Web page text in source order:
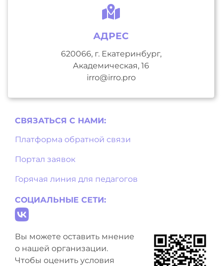
АДРЕС
620066, г. Екатеринбург,
Академическая, 16
irro@irro.pro
СВЯЗАТЬСЯ С НAМИ:
Платформа обратной связи
Портал заявок
Горячая линия для педагогов
СОЦИАЛЬНЫЕ СЕТИ:
Вы можете оставить мнение
о нашей организации.
Чтобы оценить условия